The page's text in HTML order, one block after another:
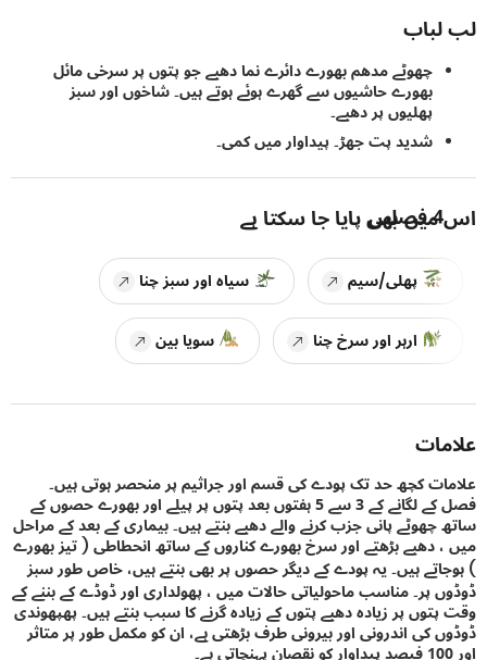
چھوٹے مدھم بھورے دائرے نما دھبے جو پتوں پر سرخی مائل
بھورے حاشیوں سے گھرے ہوئے ہوتے ہیں۔ شاخوں اور سبز
پھلیوں پر دھبے۔
شدید پت جھڑ۔ پیداوار میں کمی۔
بھی پایا جا سکتا ہے
فصلیں
پھلی/سیم سیاہ اور سبز چنا
ارہر اور سرخ چنا سویا بین
کچھ حد تک پودے کی قسم اور جراثیم پر منحصر ہوتی ہیں۔
فصل کے لگانے کے 3 سے 5 ہفتوں بعد پتوں پر پیلے اور بھورے حصوں کے
پانی جزب کرنے والے دھبے بنتے ہیں۔ بیماری کے بعد کے مراحل
دھبے بڑھتے اور سرخ بھورے کناروں کے ساتھ انحطاطی ( تیز بھورے
ہیں۔ یہ پودے کے دیگر حصوں پر بھی بنتے ہیں، خاص طور سبز
پر۔ مناسب ماحولیاتی حالات میں ، پھولداری اور ڈوڈے کے بننے کے
پر زیادہ دھبے پتوں کے زیادہ گرنے کا سبب بنتے ہیں۔ پھپھوندی
کی اندرونی اور بیرونی طرف بڑھتی ہے، ان کو مکمل طور پر متاثر